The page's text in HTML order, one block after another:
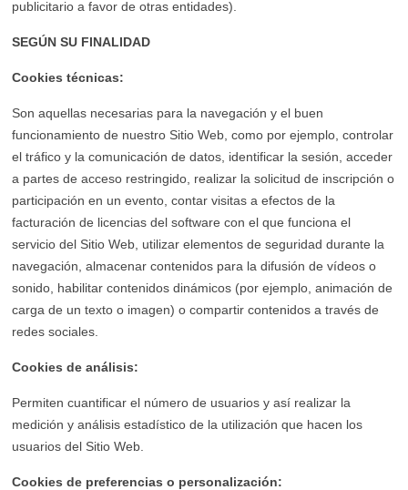
publicitario a favor de otras entidades).
SEGÚN SU FINALIDAD
Cookies técnicas:
Son aquellas necesarias para la navegación y el buen
funcionamiento de nuestro Sitio Web, como por ejemplo, controlar
el tráfico y la comunicación de datos, identificar la sesión, acceder
a partes de acceso restringido, realizar la solicitud de inscripción o
participación en un evento, contar visitas a efectos de la
facturación de licencias del software con el que funciona el
servicio del Sitio Web, utilizar elementos de seguridad durante la
navegación, almacenar contenidos para la difusión de vídeos o
sonido, habilitar contenidos dinámicos (por ejemplo, animación de
carga de un texto o imagen) o compartir contenidos a través de
redes sociales.
Cookies de análisis:
Permiten cuantificar el número de usuarios y así realizar la
medición y análisis estadístico de la utilización que hacen los
usuarios del Sitio Web.
Cookies de preferencias o personalización: